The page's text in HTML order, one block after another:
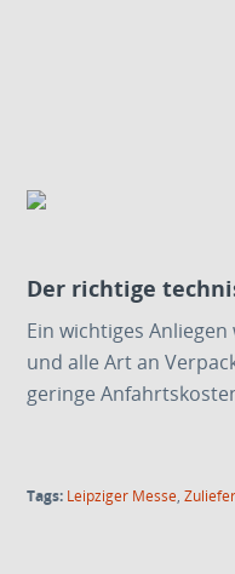
Der richtige
Ein wichtiges
und alle Art an
geringe
Tags: Leipziger Messe,